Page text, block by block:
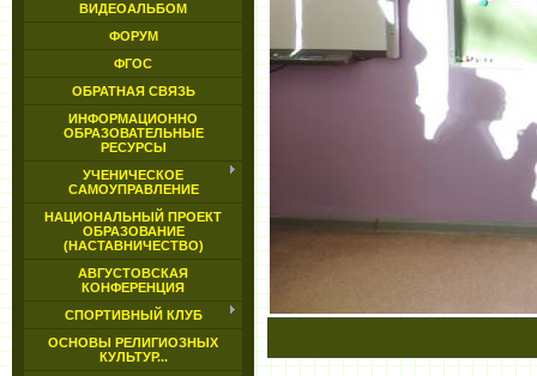
ВИДЕОАЛЬБОМ
ФОРУМ
ФГОС
ОБРАТНАЯ СВЯЗЬ
ИНФОРМАЦИОННО
ОБРАЗОВАТЕЛЬНЫЕ
РЕСУРСЫ
УЧЕНИЧЕСКОЕ
САМОУПРАВЛЕНИЕ
НАЦИОНАЛЬНЫЙ ПРОЕКТ
ОБРАЗОВАНИЕ
(НАСТАВНИЧЕСТВО)
АВГУСТОВСКАЯ
КОНФЕРЕНЦИЯ
СПОРТИВНЫЙ КЛУБ
ОСНОВЫ РЕЛИГИОЗНЫХ
КУЛЬТУР...